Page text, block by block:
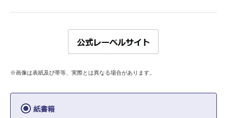
※画像は表紙及び帯等、実際とは異なる場合があります。
紙書籍